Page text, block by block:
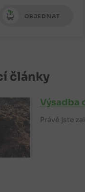
OBJEDNAT
články
Výsadba
Právě jste